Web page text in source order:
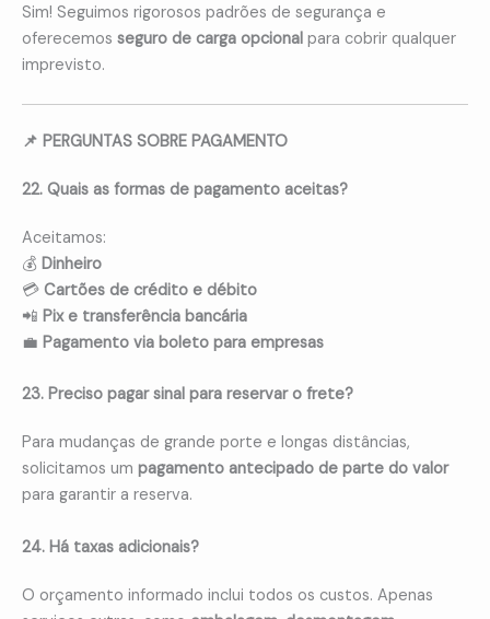
Sim! Seguimos rigorosos padrões de segurança e
oferecemos seguro de carga opcional para cobrir qualquer
imprevisto.
📌 PERGUNTAS SOBRE PAGAMENTO
22. Quais as formas de pagamento aceitas?
Aceitamos:
💰 Dinheiro
💳 Cartões de crédito e débito
📲 Pix e transferência bancária
💼 Pagamento via boleto para empresas
23. Preciso pagar sinal para reservar o frete?
Para mudanças de grande porte e longas distâncias,
solicitamos um pagamento antecipado de parte do valor
para garantir a reserva.
24. Há taxas adicionais?
O orçamento informado inclui todos os custos. Apenas